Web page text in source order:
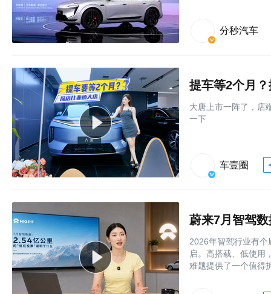
分秒汽车
提车等2个月
大唐上市一阵了，店
一下
车壹圈
蔚来7月智驾
2026年智驾行业有
启。高搭载、低使用
难题提供了一个值得